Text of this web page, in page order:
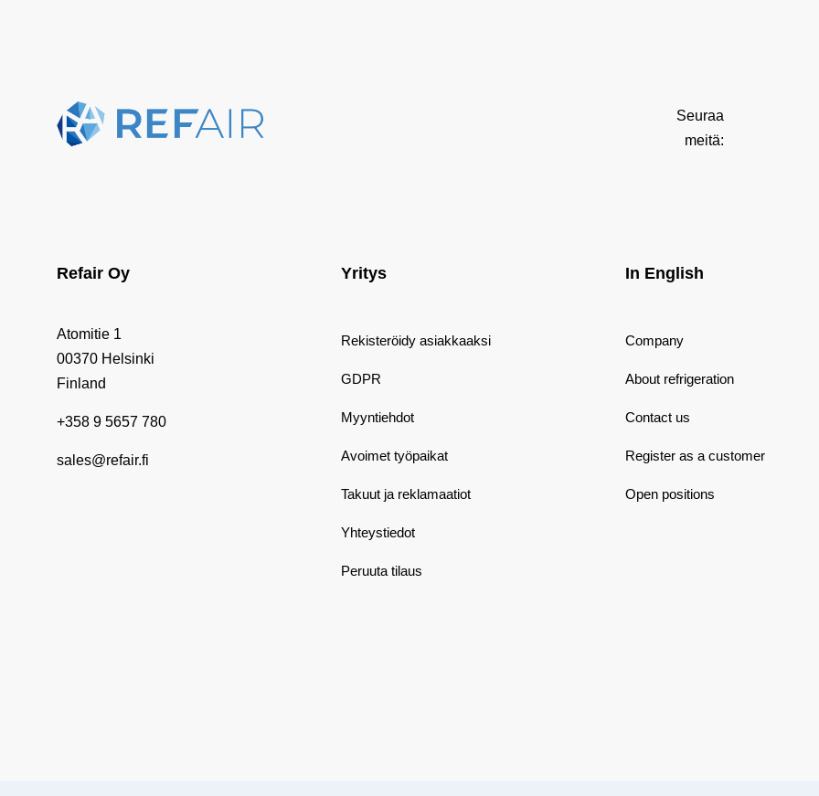
Seuraa
meitä:
Refair Oy
Atomitie 1
00370 Helsinki
Finland
+358 9 5657 780
sales@refair.fi
Yritys
Rekisteröidy asiakkaaksi
GDPR
Myyntiehdot
Avoimet työpaikat
Takuut ja reklamaatiot
Yhteystiedot
Peruuta tilaus
In English
Company
About refrigeration
Contact us
Register as a customer
Open positions